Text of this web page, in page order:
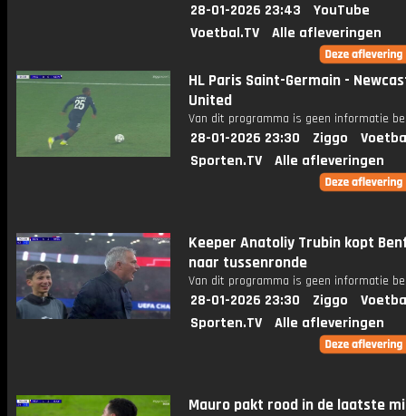
28-01-2026 23:43
YouTube
Voetbal.TV
Alle afleveringen
HL Paris Saint-Germain -
United
Van dit programma is geen informatie
28-01-2026 23:30 Ziggo
Sporten.TV
Alle afleveringen
Keeper Anatoliy Trubin kopt
naar tussenronde
Van dit programma is geen informatie
28-01-2026 23:30 Ziggo
Sporten.TV
Alle afleveringen
Mauro pakt rood in de laatste